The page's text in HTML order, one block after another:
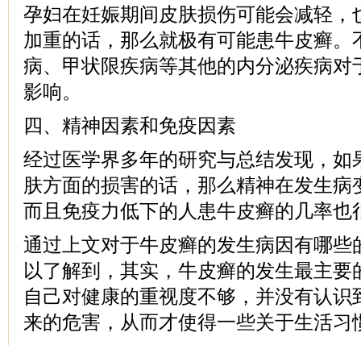
孕妇在妊娠期间皮肤损伤可能会减轻，
加重的话，那么就极有可能患牛皮癣。
病、甲状限疾病等其他的内分泌疾病对
影响。
四、精神因素和免疫因素
经过医学界多年的研究与总结发现，如
肤方面的损害的话，那么精神在发生病
而且免疫力低下的人患牛皮癣的几率也
通过上文对于牛皮癣的发生病因有哪些
以了解到，其实，牛皮癣的发生最主要
自己对健康的重视度不够，并没有认识
来的危害，从而才使得一些关于生活习